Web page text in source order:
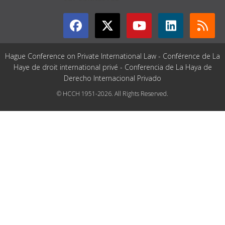
Hague Conference on Private International Law - Conférence de La
Haye de droit international privé - Conferencia de La Haya de
Derecho Internacional Privado
© HCCH 1951-2026. All Rights Reserved.